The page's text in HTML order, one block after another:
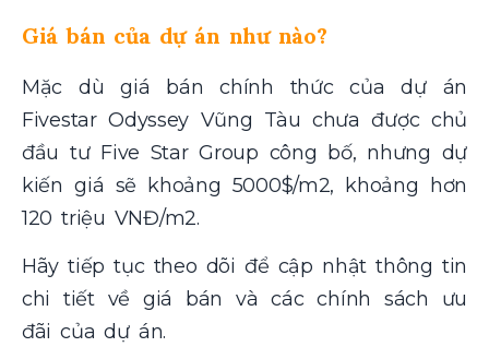
Giá bán của dự án như nào?
Mặc dù giá bán chính thức của dự án
Fivestar Odyssey Vũng Tàu chưa được chủ
đầu tư Five Star Group công bố, nhưng dự
kiến giá sẽ khoảng 5000$/m2, khoảng hơn
120 triệu VNĐ/m2.
Hãy tiếp tục theo dõi để cập nhật thông tin
chi tiết về giá bán và các chính sách ưu
đãi của dự án.